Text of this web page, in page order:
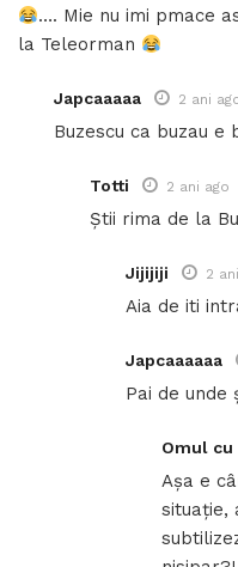
…. Mie nu imi pmace
la Teleorman
Japcaaaaa 2 ani
Buzescu ca buzau e
Totti 2 ani ago
Știi rima de la
Jijijiji 2
Aia de iti
Japcaaaaaa
Pai de unde
Omul
Așa e
situație,